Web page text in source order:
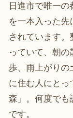
日進市で唯一
を一本入った
されています。
っていて、朝
歩、雨上がりの
に住む人にとっ
森」。何度でも
です。